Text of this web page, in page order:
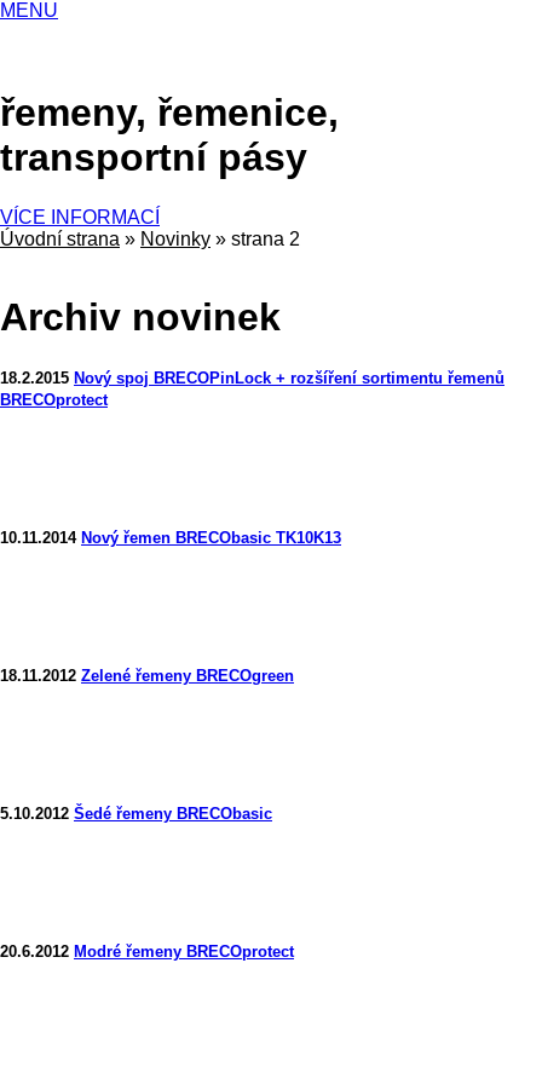
MENU
řemeny, řemenice,
transportní pásy
VÍCE INFORMACÍ
Úvodní strana » Novinky » strana 2
Archiv novinek
18.2.2015 Nový spoj BRECOPinLock + rozšíření sortimentu řemenů
BRECOprotect
10.11.2014 Nový řemen BRECObasic TK10K13
18.11.2012 Zelené řemeny BRECOgreen
5.10.2012 Šedé řemeny BRECObasic
20.6.2012 Modré řemeny BRECOprotect